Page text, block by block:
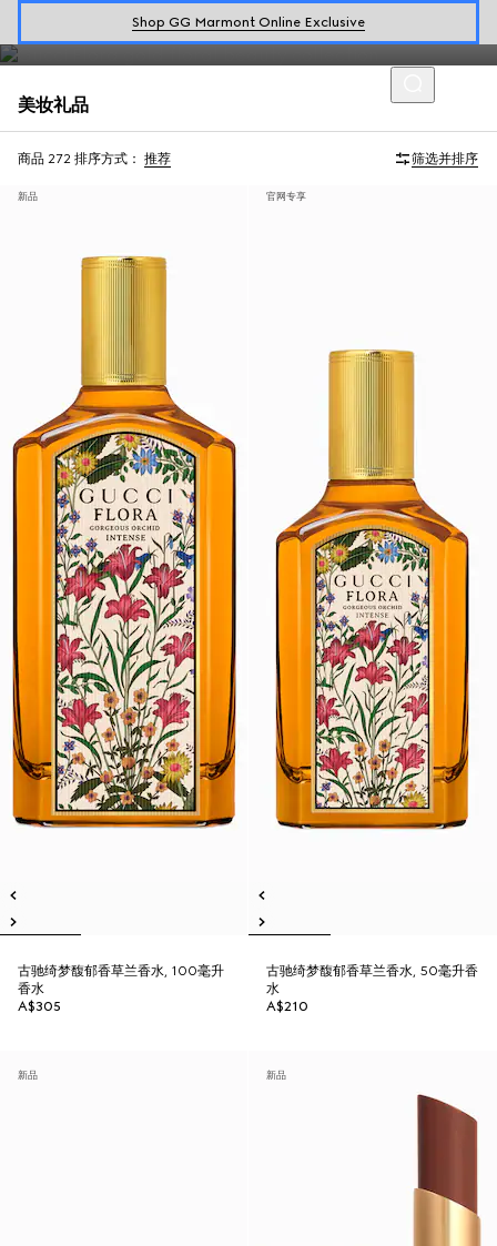
Shop GG Marmont Online Exclusive
探索精选礼品灵感，领略全新古驰美妆和香水系列单品。
美妆礼品
商品 272 排序方式： 推荐 筛选并排序
新品
古驰绮梦馥郁香草兰香水, 100毫升
香水
A$305
官网专享
古驰绮梦馥郁香草兰香水, 50毫升香
水
A$210
新品 新品